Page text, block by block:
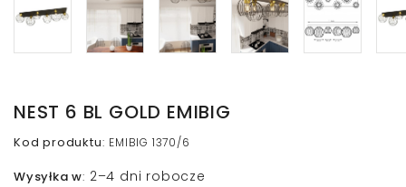
NEST 6 BL GOLD EMIBIG
Kod produktu: EMIBIG 1370/6
Wysyłka w: 2–4 dni robocze